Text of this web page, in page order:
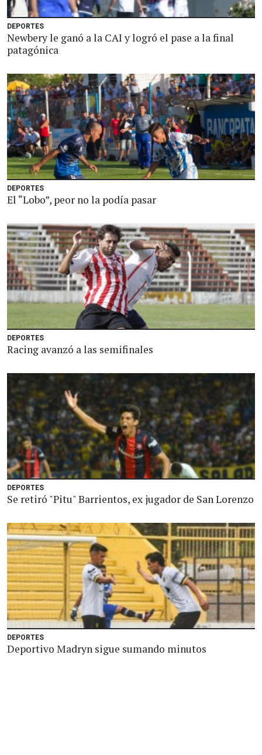
DEPORTES
Newbery le ganó a la CAI y logró el pase a la final
patagónica
DEPORTES
El “Lobo”, peor no la podía pasar
DEPORTES
Racing avanzó a las semifinales
DEPORTES
Se retiró "Pitu" Barrientos, ex jugador de San Lorenzo
DEPORTES
Deportivo Madryn sigue sumando minutos